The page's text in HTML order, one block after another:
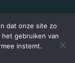
Reserved
dat onze site zo
gebruiken van
instemt.